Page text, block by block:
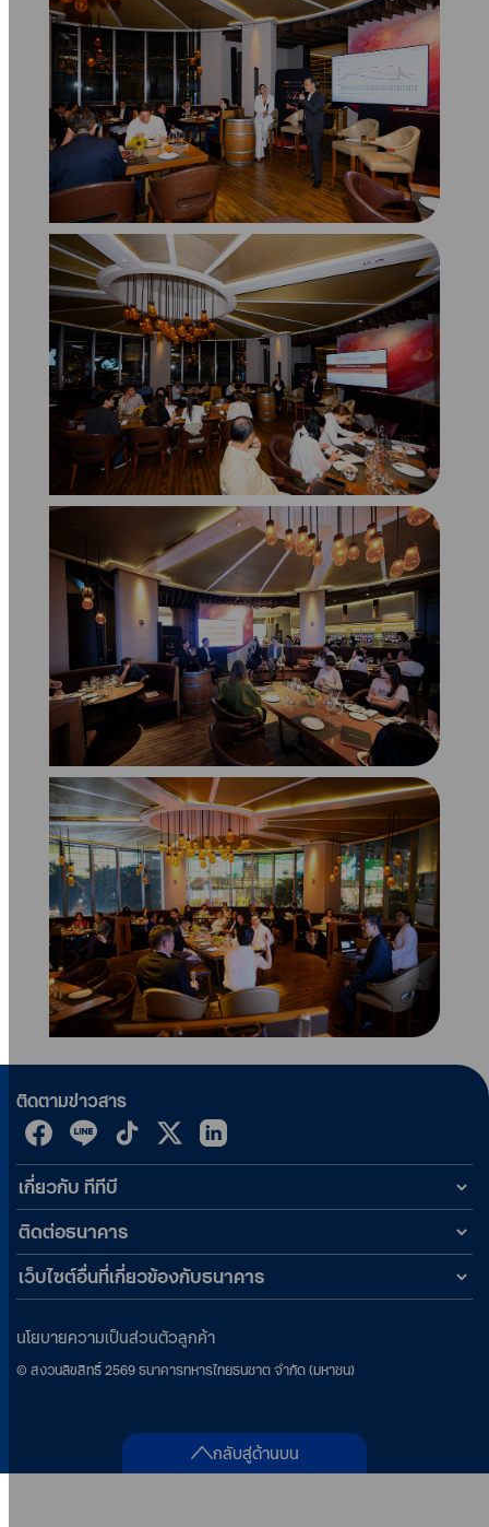
ติดตามข่าวสาร
เกี่ยวกับ ทีทีบี
ติดต่อธนาคาร
เว็บไซต์อื่นที่เกี่ยวข้องกับธนาคาร
© สงวนลิขสิทธิ์2569ธนาคารทหารไทยธนชาต จำกัด (มหาชน)
นโยบายความเป็นส่วนตัวลูกค้า
กลับสู่ด้านบน